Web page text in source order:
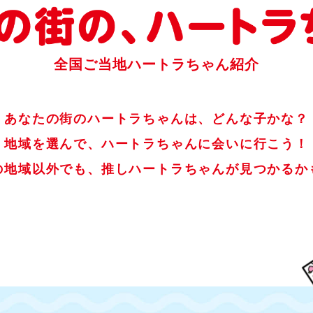
全国ご当地ハートラちゃん紹介
あなたの街のハートラちゃんは、どんな子かな？
地域を選んで、ハートラちゃんに会いに行こう！
域以外でも、 推しハートラちゃんが見つかる